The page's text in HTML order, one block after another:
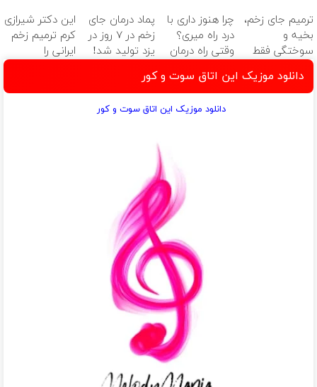
میلیون تومان!!!
خرید40%تخفیف
ترمیم جای زخم،
بخیه و
سوختگی فقط
در 3 هفته!!😍
چرا هنوز داری با
درد راه میری؟
وقتی راه درمان
پماد درمان جای
زخم در ۷ روز در
یزد تولید شد!
این دکتر شیرازی
کرم ترمیم زخم
ایرانی را
دانلود موزیک این اتاق سوت و کور
دانلود موزیک این اتاق سوت و کور